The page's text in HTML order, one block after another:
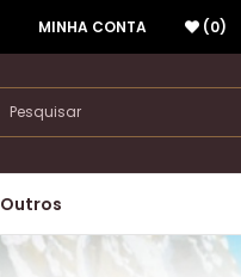
MINHA CONTA (0)
Outros